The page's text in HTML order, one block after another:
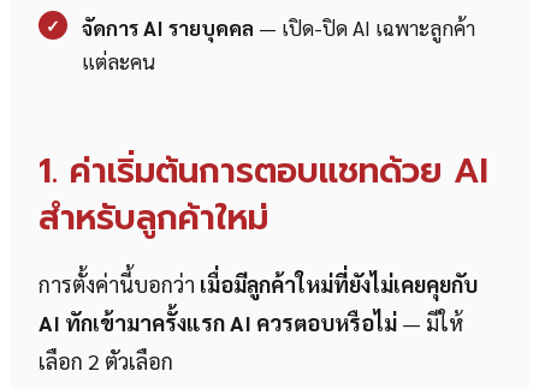
✓ จัดการ AI รายบุคคล — เปิด-ปิด AI เฉพาะลูกค้า
แต่ละคน
1. ค่าเริ่มต้นการตอบแชทด้วย AI
สำหรับลูกค้าใหม่
การตั้งค่านี้บอกว่า เมื่อมีลูกค้าใหม่ที่ยังไม่เคยคุยกับ
AI ทักเข้ามาครั้งแรก AI ควรตอบหรือไม่ — มีให้
เลือก 2 ตัวเลือก